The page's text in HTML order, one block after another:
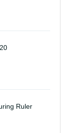
Ruler